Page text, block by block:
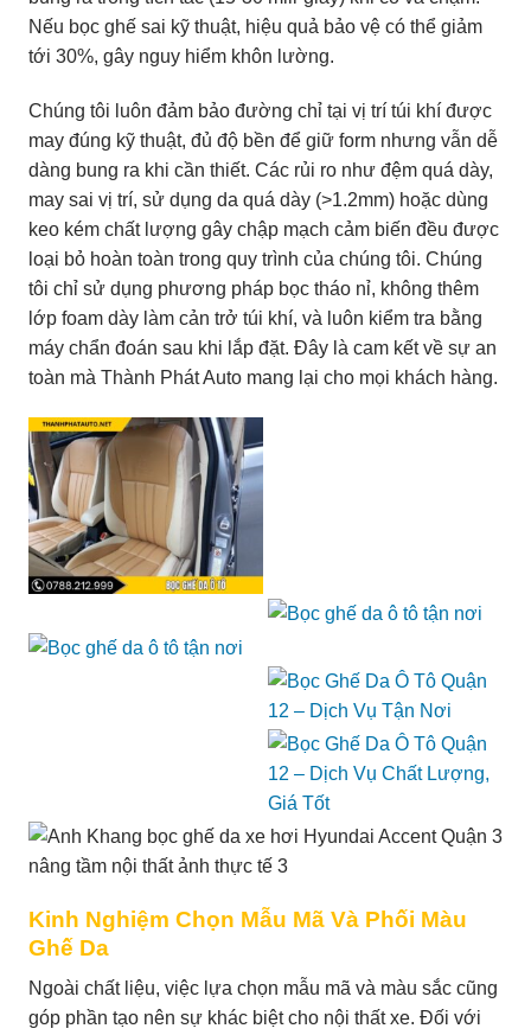
Nếu bọc ghế sai kỹ thuật, hiệu quả bảo vệ có thể giảm
tới 30%, gây nguy hiểm khôn lường.
Chúng tôi luôn đảm bảo đường chỉ tại vị trí túi khí được
may đúng kỹ thuật, đủ độ bền để giữ form nhưng vẫn dễ
dàng bung ra khi cần thiết. Các rủi ro như đệm quá dày,
may sai vị trí, sử dụng da quá dày (>1.2mm) hoặc dùng
keo kém chất lượng gây chập mạch cảm biến đều được
loại bỏ hoàn toàn trong quy trình của chúng tôi. Chúng
tôi chỉ sử dụng phương pháp bọc tháo nỉ, không thêm
lớp foam dày làm cản trở túi khí, và luôn kiểm tra bằng
máy chẩn đoán sau khi lắp đặt. Đây là cam kết về sự an
toàn mà Thành Phát Auto mang lại cho mọi khách hàng.
Kinh Nghiệm Chọn Mẫu Mã Và Phối Màu
Ghế Da
Ngoài chất liệu, việc lựa chọn mẫu mã và màu sắc cũng
góp phần tạo nên sự khác biệt cho nội thất xe. Đối với